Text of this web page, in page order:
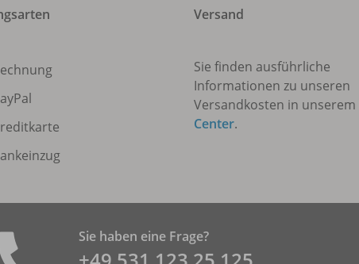
Versand
Sie finden ausführliche
Informationen zu unseren
Versandkosten in unserem
Center.
Sie haben eine Frage?